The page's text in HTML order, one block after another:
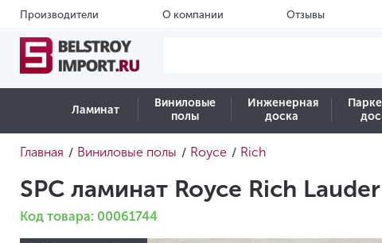
Производители О компании Отзывы
Ламинат
Виниловые
полы
Инженерная
доска
Главная / Виниловые полы / Royce / Rich
SPC ламинат Royce Rich
Код товара: 00061744